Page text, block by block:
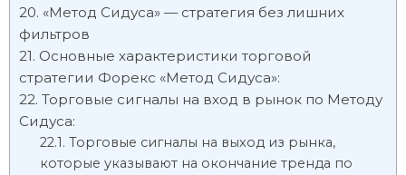
«Метод Сидуса» — стратегия без лишних
фильтров
Основные характеристики торговой
стратегии Форекс «Метод Сидуса»:
Торговые сигналы на вход в рынок по Методу
Сидуса:
Торговые сигналы на выход из рынка,
которые указывают на окончание тренда по